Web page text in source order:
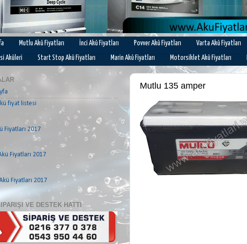
Mutlu Akü Fiyatları İnci Akü Fiyatları Povver Akü Fiyatları Varta Akü Fiyatları
Aküleri Start Stop Akü Fiyatları Marin Akü Fiyatları Motorsiklet Akü Fiyatları
Mutlu 135 amper
fiyat listesi
Fiyatları 2017
Fiyatları 2017
Fiyatları 2017
VE DESTEK HATTI